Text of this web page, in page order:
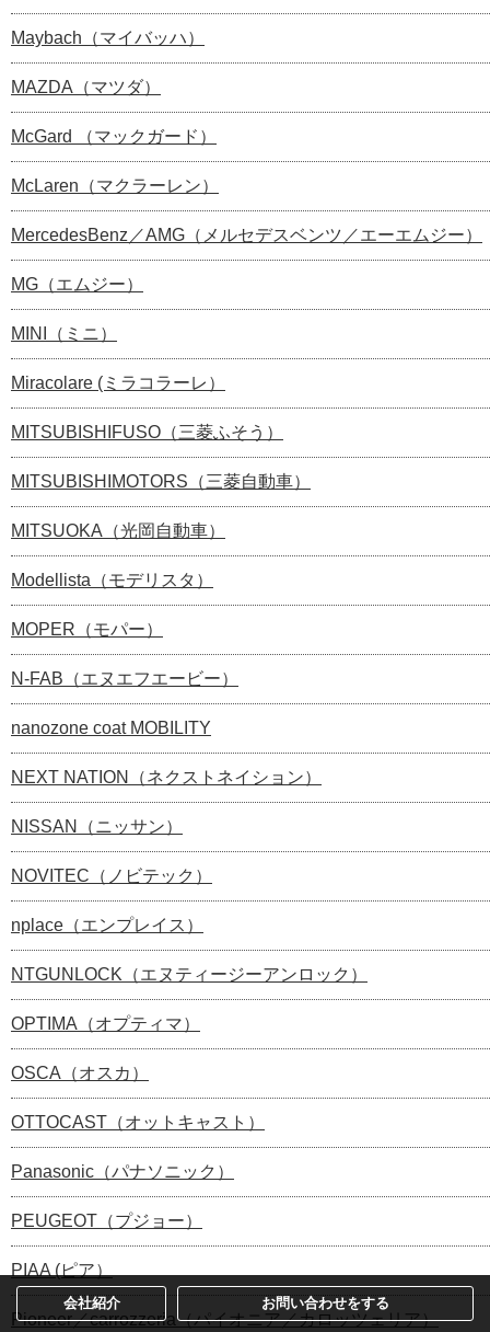
Maybach（マイバッハ）
MAZDA（マツダ）
McGard （マックガード）
McLaren（マクラーレン）
MercedesBenz／AMG（メルセデスベンツ／エーエムジー）
MG（エムジー）
MINI（ミニ）
Miracolare (ミラコラーレ）
MITSUBISHIFUSO（三菱ふそう）
MITSUBISHIMOTORS（三菱自動車）
MITSUOKA（光岡自動車）
Modellista（モデリスタ）
MOPER（モパー）
N-FAB（エヌエフエービー）
nanozone coat MOBILITY
NEXT NATION（ネクストネイション）
NISSAN（ニッサン）
NOVITEC（ノビテック）
nplace（エンプレイス）
NTGUNLOCK（エヌティージーアンロック）
OPTIMA（オプティマ）
OSCA（オスカ）
OTTOCAST（オットキャスト）
Panasonic（パナソニック）
PEUGEOT（プジョー）
PIAA (ピア）
Pioneer／carrozzeria（パイオニア／カロッツェリア）
会社紹介 お問い合わせをする